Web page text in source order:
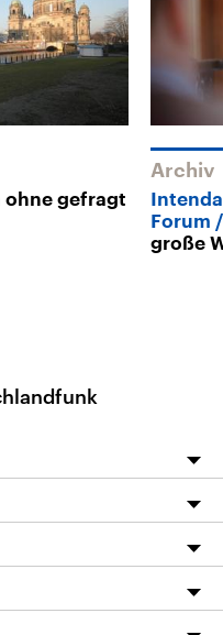
ohne gefragt
Archiv
Forum
große